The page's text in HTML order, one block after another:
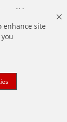
enhance site
ของ 3M